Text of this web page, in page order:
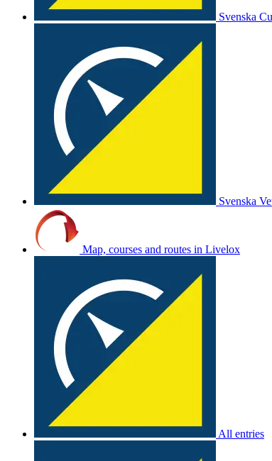
Svenska
Svenska
Map, courses and routes in Livelox
All entries